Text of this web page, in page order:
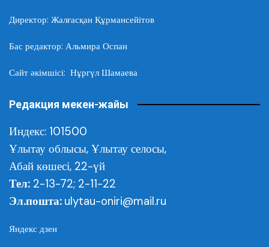
Директор: Жалғасқан Құрмансейітов
Бас редактор: Альмира Оспан
Сайт әкімшісі: Нұргүл Шамаева
Редакция мекен-жайы
Индекс: 101500
Ұлытау облысы, Ұлытау селосы,
Абай көшесі, 22-үй
Тел: 2-13-72; 2-11-22
Эл.пошта: ulytau-oniri@mail.ru
Яндекс дзен